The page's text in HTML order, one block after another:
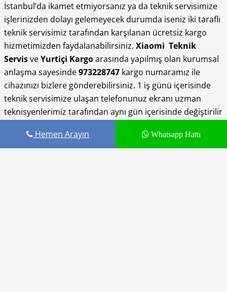
İstanbul’da ikamet etmiyorsanız ya da teknik servisimize
işlerinizden dolayı gelemeyecek durumda iseniz iki taraflı
teknik servisimiz tarafından karşılanan ücretsiz kargo
hizmetimizden faydalanabilirsiniz. Xiaomi Teknik
ServisveYurtiçi Kargoarasında yapılmış olan kurumsal
anlaşma sayesinde973228747 kargo numaramız ile
cihazınızı bizlere gönderebilirsiniz. 1 iş günü içerisinde
teknik servisimize ulaşan telefonunuz ekranı uzman
teknisyenlerimiz tarafından aynı gün içerisinde değiştirilir
hakkında daha detaylı bilgi sahibi olabilmek içinKargo
Gönderimisayfamızı ziyaret edebilirsiniz.
Hemen Arayın Whatsapp Hattı